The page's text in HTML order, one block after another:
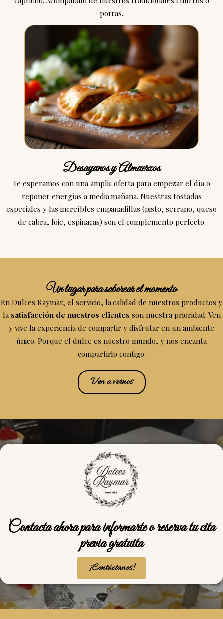
porras.
Desayunos y Almuerzos
Te esperamos con una amplia oferta para empezar el día o
reponer energías a media mañana. Nuestras tostadas
especiales y las increíbles empanadillas (pisto, serrano, queso
de cabra, foie, espinacas) son el complemento perfecto.
Un lugar para saborear el momento
En Dulces Raymar, el servicio, la calidad de nuestros productos y
la satisfacción de nuestros clientes son nuestra prioridad. Ven
y vive la experiencia de compartir y disfrutar en un ambiente
único. Porque el dulce es nuestro mundo, y nos encanta
compartirlo contigo.
Ven a vernos
Contacta ahora para informarte o reserva tu cita
previa gratuita
¡Contáctanos!